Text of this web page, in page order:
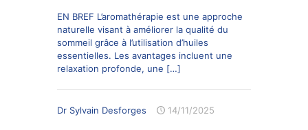
EN BREF L’aromathérapie est une approche
naturelle visant à améliorer la qualité du
sommeil grâce à l’utilisation d’huiles
essentielles. Les avantages incluent une
relaxation profonde, une […]
Dr Sylvain Desforges 14/11/2025